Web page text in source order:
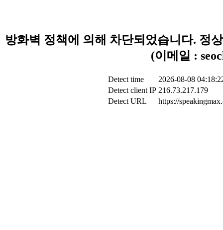
방화벽 정책에 의해 차단되었습니다. 정
(이메일 :
Detect time
2026-08-08
Detect client IP 216.73.217.179
Detect URL
https://